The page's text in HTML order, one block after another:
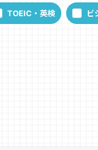
TOEIC・英検 ビ